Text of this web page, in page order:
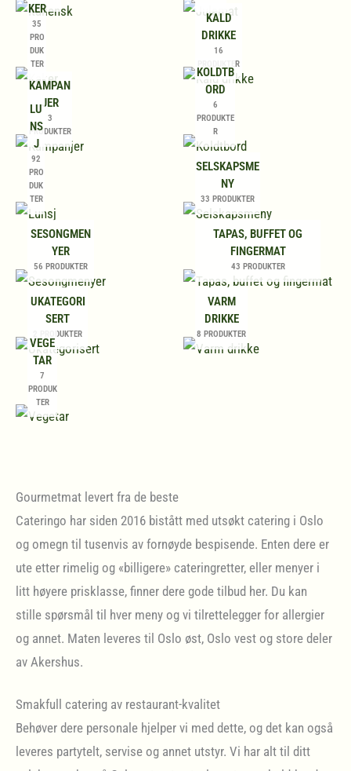
KER
35
PRO
DUK
TER
KALD
DRIKKE
16
PRODUKTER
KAMPAN
JER
3
PRODUKTER
KOLDTB
ORD
6
PRODUKTE
R
LU
NS
J
92
PRO
DUK
TER
SELSKAPSME
NY
33 PRODUKTER
SESONGMEN
YER
56 PRODUKTER
TAPAS, BUFFET OG
FINGERMAT
43 PRODUKTER
UKATEGORI
SERT
2 PRODUKTER
VARM
DRIKKE
8 PRODUKTER
VEGE
TAR
7
PRODUK
TER
Gourmetmat levert fra de beste
Cateringo har siden 2016 bistått med utsøkt catering i Oslo
og omegn til tusenvis av fornøyde bespisende. Enten dere er
ute etter rimelig og «billigere» cateringretter, eller menyer i
litt høyere prisklasse, finner dere gode tilbud her. Du kan
stille spørsmål til hver meny og vi tilrettelegger for allergier
og annet. Maten leveres til Oslo øst, Oslo vest og store deler
av Akershus.
Smakfull catering av restaurant-kvalitet
Behøver dere personale hjelper vi med dette, og det kan også
leveres partytelt, servise og annet utstyr. Vi har alt til ditt